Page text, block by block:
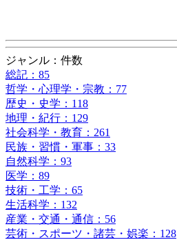
ジャンル：件数
総記：85
哲学・心理学・宗教：77
歴史・史学：118
地理・紀行：129
社会科学・教育：261
民族・習慣・軍事：33
自然科学：93
医学：89
技術・工学：65
生活科学：132
産業・交通・通信：56
芸術・スポーツ・諸芸・娯楽：128